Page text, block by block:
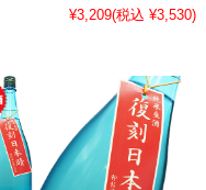
¥3,209(税込 ¥3,530)